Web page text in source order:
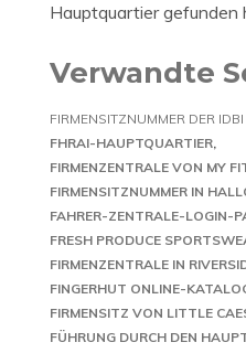
Hauptquartier gefunden
Verwandte
FIRMENSITZNUMMER DER
FHRAI-HAUPTQUARTIER
FIRMENZENTRALE VON MY
FIRMENSITZNUMMER IN
FAHRER-ZENTRALE-LOGIN-
FRESH PRODUCE
FIRMENZENTRALE IN
FINGERHUT ONLINE-
FIRMENSITZ VON LITTLE
FÜHRUNG DURCH DEN